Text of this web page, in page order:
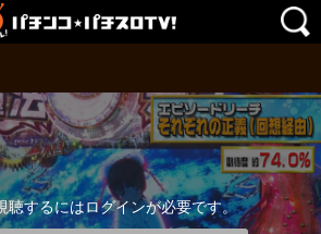
聴するにはログインが必要です。